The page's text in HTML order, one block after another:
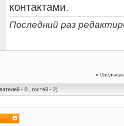
контактами.
Последний раз
«
- 0 , гостей - 2)